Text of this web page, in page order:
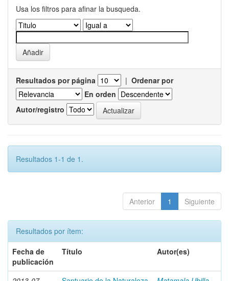
Usa los filtros para afinar la busqueda.
Resultados por página | Ordenar por
En orden
Autor/registro
Resultados 1-1 de 1.
Anterior 1 Siguiente
Resultados por ítem:
Fecha de
publicación
Título Autor(es)